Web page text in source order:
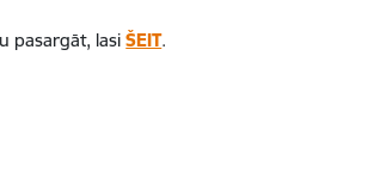
pasargāt, lasiŠEIT.